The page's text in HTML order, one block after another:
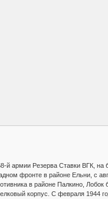
й армии Резерва Ставки ВГК, на
фронте в районе Ельни, с
в районе Палкино, Лобок
корпус. С февраля 1944